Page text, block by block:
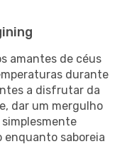
amantes de céus
durante
a disfrutar da
dar um mergulho
enquanto saboreia